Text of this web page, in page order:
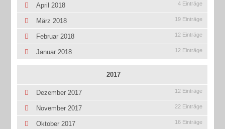
April 2018 4 Einträge
März 2018 19 Einträge
Februar 2018 12 Einträge
Januar 2018 12 Einträge
2017
Dezember 2017 12 Einträge
November 2017 22 Einträge
Oktober 2017 16 Einträge